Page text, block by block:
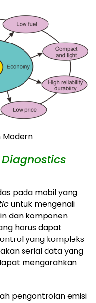
Modern
pada mobil yang
untuk mengenali
dan komponen
harus dapat
yang kompleks
serial data yang
mengarahkan
pengontrolan emisi